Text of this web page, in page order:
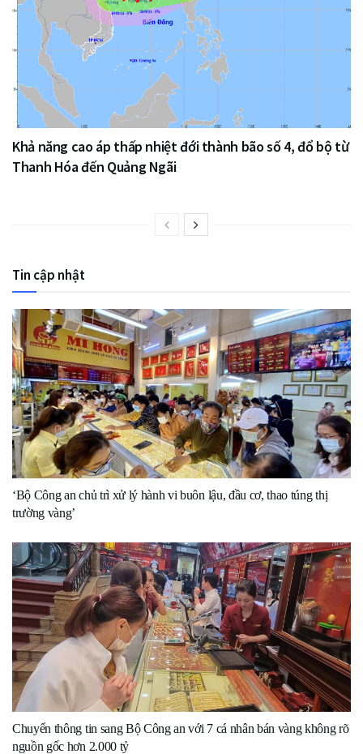
Khả năng cao áp thấp nhiệt đới thành bão số 4, đổ bộ từ
Thanh Hóa đến Quảng Ngãi
Tin cập nhật
‘Bộ Công an chủ trì xử lý hành vi buôn lậu, đầu cơ, thao túng thị
trường vàng’
Chuyển thông tin sang Bộ Công an với 7 cá nhân bán vàng không rõ
nguồn gốc hơn 2.000 tỷ